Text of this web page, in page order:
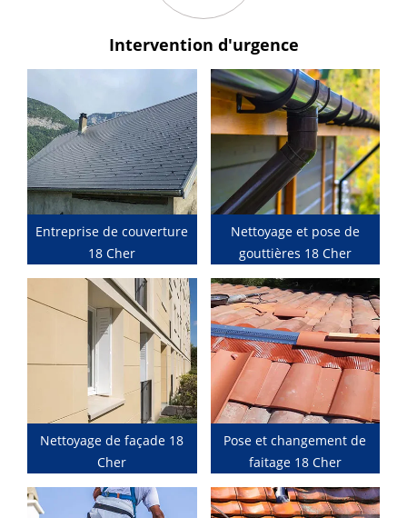
Intervention d'urgence
Entreprise de couverture
18 Cher
Nettoyage et pose de
gouttières 18 Cher
Nettoyage de façade 18
Cher
Pose et changement de
faitage 18 Cher